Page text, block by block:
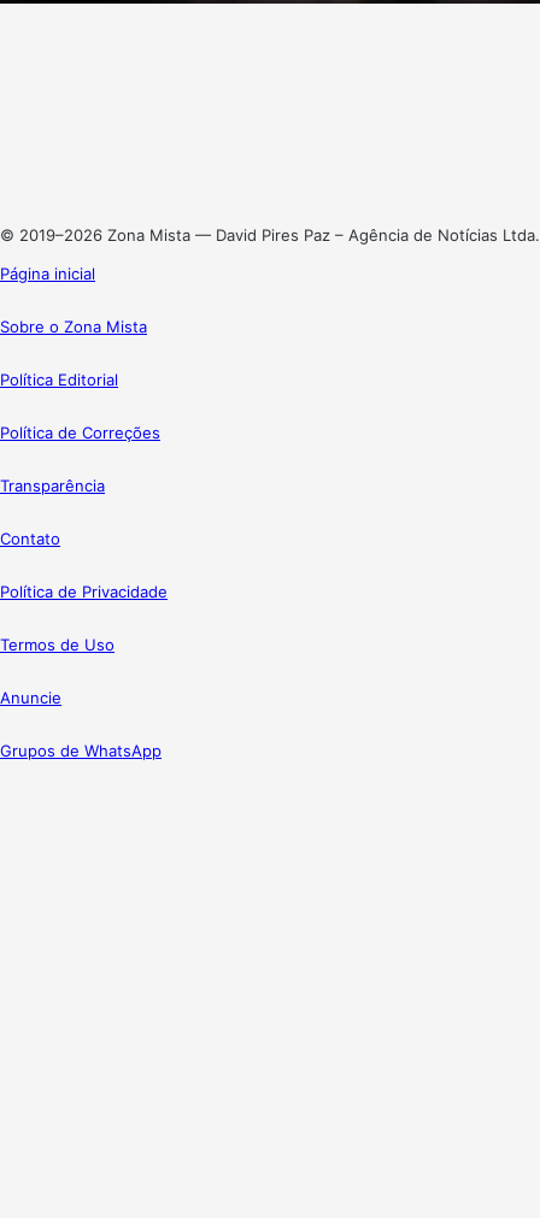
© 2019–2026 Zona Mista — David Pires Paz – Agência de Notícias Ltda.
Página inicial
Sobre o Zona Mista
Política Editorial
Política de Correções
Transparência
Contato
Política de Privacidade
Termos de Uso
Anuncie
Grupos de WhatsApp